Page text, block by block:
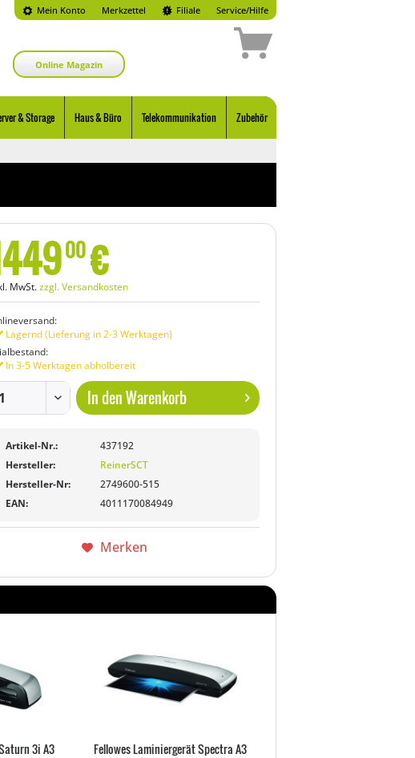
Mein Konto Merkzettel Filiale Service/Hilfe
Online Magazin
& Storage Haus & Büro Telekommunikation Zubehör
00€
MwSt.zzgl. Versandkosten
Lagernd (Lieferung in 2-3 Werktagen)
In 3-5 Werktagen abholbereit
In denWarenkorb
Artikel-Nr.:
437192
Hersteller:
ReinerSCT
Hersteller-Nr:
2749600-515
EAN:
4011170084949
Merken
3i A3 Fellowes Laminiergerät Spectra A3